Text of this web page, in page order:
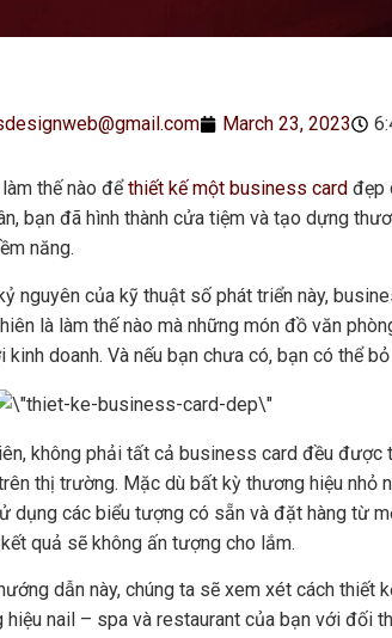
March 23, 2023
thế nào đểthiết kế một business card đẹp
bạn đã hình thành cửa tiệm và tạo dựng
năng.
nguyên của kỹ thuật số phát triển này,
là làm thế nào mà những món đồ văn
kinh doanh. Và nếu bạn chưa có, bạn có thể
không phải tất cả business card đều
thị trường. Mặc dù bất kỳ thương hiệu nhỏ
dụng các biểu tượng có sẵn và đặt hàng từ
quả sẽ không ấn tượng cho lắm.
dẫn này, chúng ta sẽ xem xét cách
hiệu nail – spa và restaurant của bạn với đối